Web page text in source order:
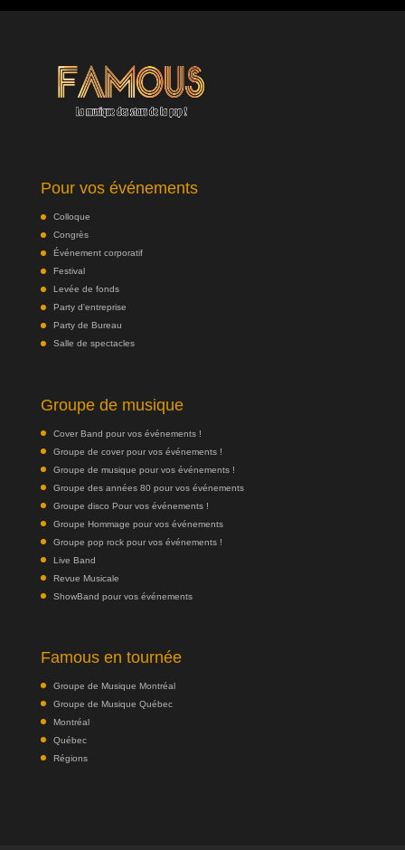
Pour vos événements
Colloque
Congrès
Événement corporatif
Festival
Levée de fonds
Party d'entreprise
Party de Bureau
Salle de spectacles
Groupe de musique
Cover Band pour vos événements !
Groupe de cover pour vos événements !
Groupe de musique pour vos événements !
Groupe des années 80 pour vos événements
Groupe disco Pour vos événements !
Groupe Hommage pour vos événements
Groupe pop rock pour vos événements !
Live Band
Revue Musicale
ShowBand pour vos événements
Famous en tournée
Groupe de Musique Montréal
Groupe de Musique Québec
Montréal
Québec
Régions